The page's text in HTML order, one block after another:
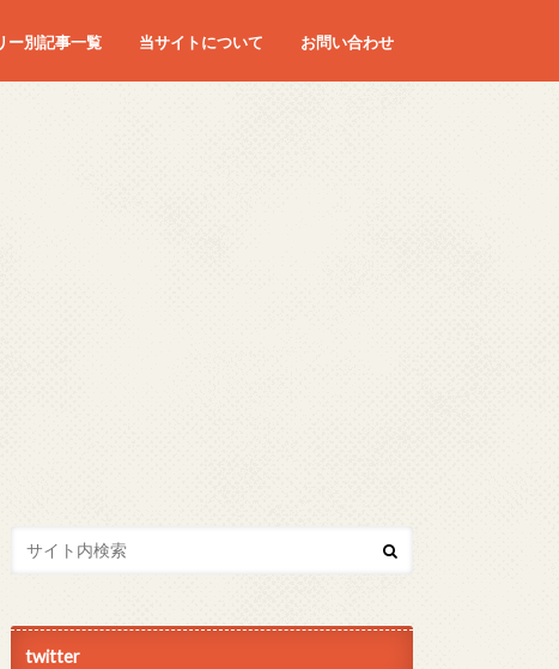
ー別記事一覧 当サイトについて お問い合わせ
twitter